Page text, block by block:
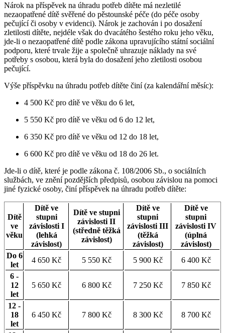
Nárok na příspěvek na úhradu potřeb dítěte má nezletilé
nezaopatřené dítě svěřené do pěstounské péče (do péče osoby
pečující či osoby v evidenci). Nárok je zachován i po dosažení
zletilosti dítěte, nejdéle však do dvacátého šestého roku jeho věku,
jde-li o nezaopatřené dítě podle zákona upravujícího státní sociální
podporu, které trvale žije a společně uhrazuje náklady na své
potřeby s osobou, která byla do dosažení jeho zletilosti osobou
pečující.
Výše příspěvku na úhradu potřeb dítěte činí (za kalendářní měsíc):
4 500 Kč pro dítě ve věku do 6 let,
5 550 Kč pro dítě ve věku od 6 do 12 let,
6 350 Kč pro dítě ve věku od 12 do 18 let,
6 600 Kč pro dítě ve věku od 18 do 26 let.
Jde-li o dítě, které je podle zákona č. 108/2006 Sb., o sociálních
službách, ve znění pozdějších předpisů, osobou závislou na pomoci
jiné fyzické osoby, činí příspěvek na úhradu potřeb dítěte:
Dítě
ve
věku
Dítě ve
stupni
závislosti I
(lehká
závislost)
Dítě ve stupni
závislosti II
(středně těžká
závislost)
Dítě ve
stupni
závislosti III
(těžká
závislost)
Dítě ve
stupni
závislosti IV
(úplná
závislost)
Do 6
let
4 650 Kč 5 550 Kč 5 900 Kč
6 400 Kč
6 -
12
let
5 650 Kč 6 800 Kč 7 250 Kč 7 850 Kč
12 -
18
let
6 450 Kč 7 800 Kč 8 300 Kč 8 700 Kč